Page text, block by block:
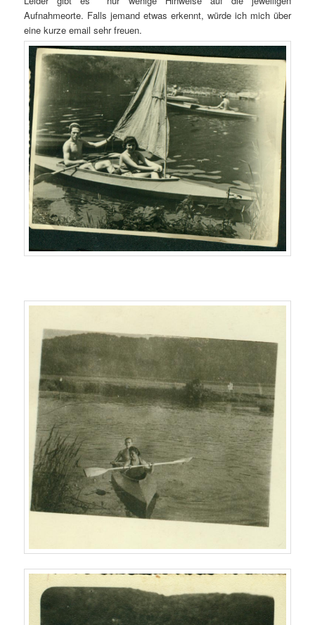
Aufnahmeorte. Falls jemand etwas erkennt, würde ich mich über
eine kurze email sehr freuen.